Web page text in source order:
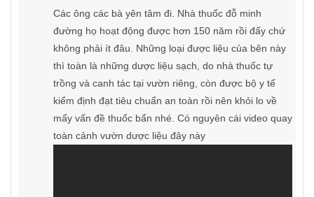
Các ông các bà yên tâm đi. Nhà thuốc đỗ minh
đường họ hoạt động được hơn 150 năm rồi đấy chứ
không phải ít đâu. Những loại được liệu của bên này
thì toàn là những dược liệu sạch, do nhà thuốc tự
trồng và canh tác tại vườn riêng, còn được bộ y tế
kiểm định đạt tiêu chuẩn an toàn rồi nên khỏi lo về
mấy vấn đề thuốc bẩn nhé. Có nguyên cái video quay
toàn cảnh vườn dược liệu đây này